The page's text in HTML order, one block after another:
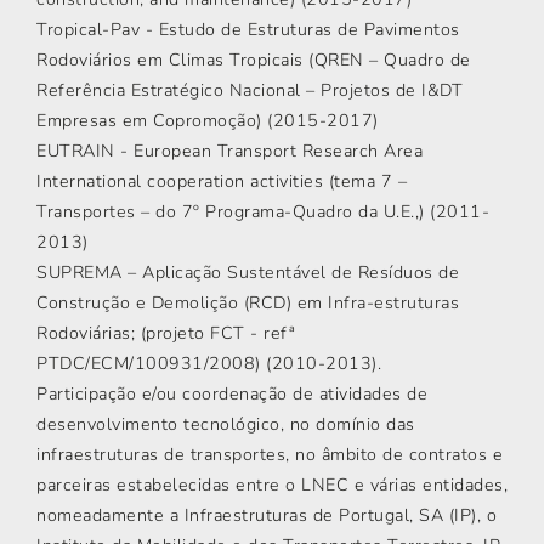
Tropical-Pav - Estudo de Estruturas de Pavimentos
Rodoviários em Climas Tropicais (QREN – Quadro de
Referência Estratégico Nacional – Projetos de I&DT
Empresas em Copromoção) (2015-2017)
EUTRAIN - European Transport Research Area
International cooperation activities (tema 7 –
Transportes – do 7º Programa-Quadro da U.E.,) (2011-
2013)
SUPREMA – Aplicação Sustentável de Resíduos de
Construção e Demolição (RCD) em Infra-estruturas
Rodoviárias; (projeto FCT - refª
PTDC/ECM/100931/2008) (2010-2013).
Participação e/ou coordenação de atividades de
desenvolvimento tecnológico, no domínio das
infraestruturas de transportes, no âmbito de contratos e
parceiras estabelecidas entre o LNEC e várias entidades,
nomeadamente a Infraestruturas de Portugal, SA (IP), o